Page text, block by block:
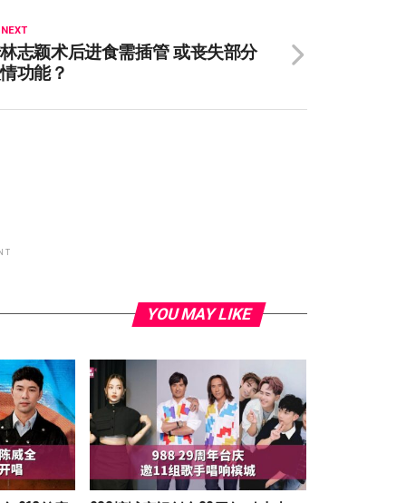
志颖术后进食需插管 或丧失部分
功能？
YOU MAY LIKE